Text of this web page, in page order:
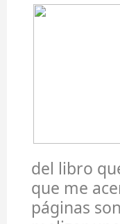
del libro
que me
páginas